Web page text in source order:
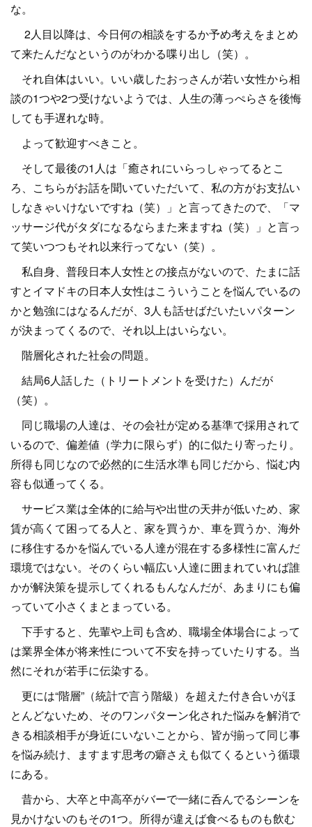
な。
2人目以降は、今日何の相談をするか予め考えをまとめ
て来たんだなというのがわかる喋り出し（笑）。
それ自体はいい。いい歳したおっさんが若い女性から相
談の1つや2つ受けないようでは、人生の薄っぺらさを後悔
しても手遅れな時。
よって歓迎すべきこと。
そして最後の1人は「癒されにいらっしゃってるとこ
ろ、こちらがお話を聞いていただいて、私の方がお支払い
しなきゃいけないですね（笑）」と言ってきたので、「マ
ッサージ代がタダになるならまた来ますね（笑）」と言っ
て笑いつつもそれ以来行ってない（笑）。
私自身、普段日本人女性との接点がないので、たまに話
すとイマドキの日本人女性はこういうことを悩んでいるの
かと勉強にはなるんだが、3人も話せばだいたいパターン
が決まってくるので、それ以上はいらない。
階層化された社会の問題。
結局6人話した（トリートメントを受けた）んだが
（笑）。
同じ職場の人達は、その会社が定める基準で採用されて
いるので、偏差値（学力に限らず）的に似たり寄ったり。
所得も同じなので必然的に生活水準も同じだから、悩む内
容も似通ってくる。
サービス業は全体的に給与や出世の天井が低いため、家
賃が高くて困ってる人と、家を買うか、車を買うか、海外
に移住するかを悩んでいる人達が混在する多様性に富んだ
環境ではない。そのくらい幅広い人達に囲まれていれば誰
かが解決策を提示してくれるもんなんだが、あまりにも偏
っていて小さくまとまっている。
下手すると、先輩や上司も含め、職場全体場合によって
は業界全体が将来性について不安を持っていたりする。当
然にそれが若手に伝染する。
更には“階層”（統計で言う階級）を超えた付き合いがほ
とんどないため、そのワンパターン化された悩みを解消で
きる相談相手が身近にいないことから、皆が揃って同じ事
を悩み続け、ますます思考の癖さえも似てくるという循環
にある。
昔から、大卒と中高卒がバーで一緒に呑んでるシーンを
見かけないのもその1つ。所得が違えば食べるものも飲む